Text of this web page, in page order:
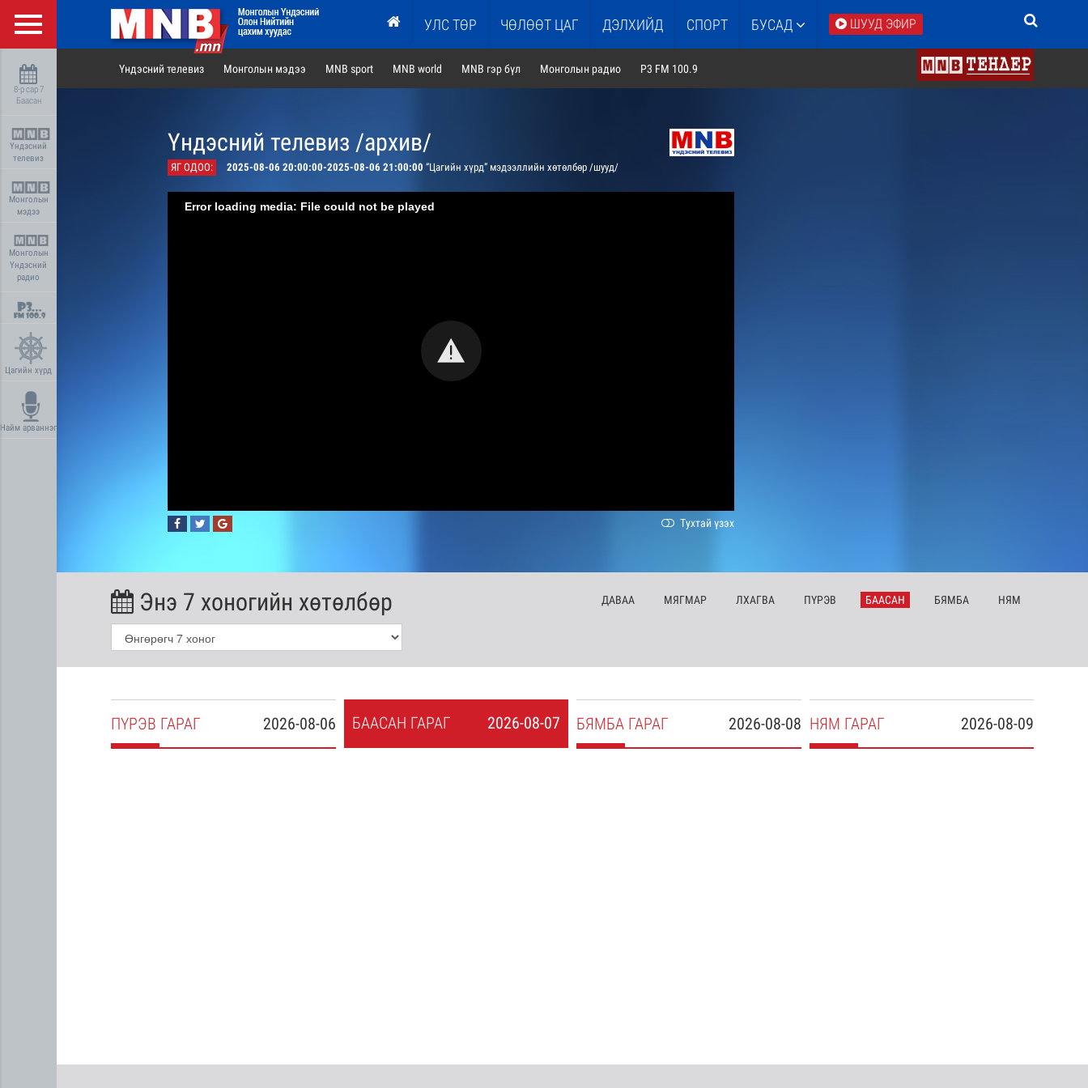
УЛС ТӨР ЧӨЛӨӨТ ЦАГ ДЭЛХИЙД СПОРТ БУСАД ШУУД ЭФИР
8-р сар 7
Баасан
Үндэсний
телевиз
Монголын
мэдээ
Монголын
Үндэсний
радио
Цагийн хүрд
Найм арваннэг
Үндэсний телевиз Монголын мэдээ MNB sport MNB world MNB гэр бүл Монголын радио P3 FM 100.9
Үндэсний телевиз /архив/
ЯГ ОДОО: 2025-08-06 20:00:00-2025-08-06 21:00:00 “Цагийн хүрд” мэдээллийн хөтөлбөр /шууд/
Error loading media: File could not be played
Тухтай үзэх
Энэ 7 хоногийн хөтөлбөр ДАВАА МЯГМАР ЛХАГВА ПҮРЭВ БААСАН БЯМБА НЯМ
2026-08-06
ПҮРЭВ ГАРАГ 2026-08-07
БААСАН ГАРАГ 2026-08-08
БЯМБА ГАРАГ 2026-08-09
НЯМ ГАРАГ